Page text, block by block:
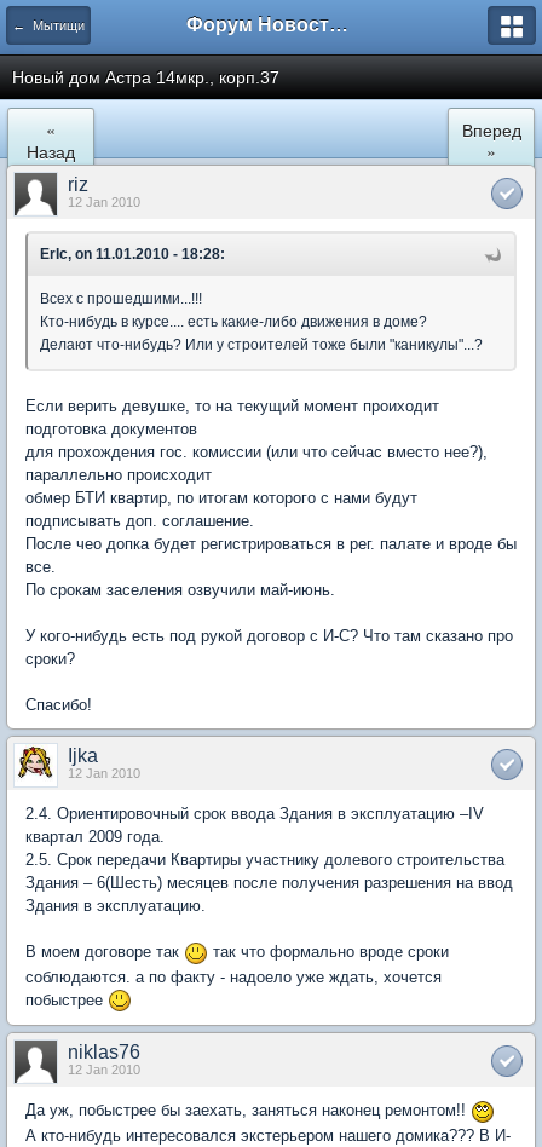
← Мытищи Форум Новостройки
Новый дом Астра 14мкр., корп.37
«
Назад
Вперед
»
riz
12 Jan 2010
ErIc, on 11.01.2010 - 18:28:
Всех с прошедшими...!!!
Кто-нибудь в курсе.... есть какие-либо движения в доме?
Делают что-нибудь? Или у строителей тоже были "каникулы"...?
Если верить девушке, то на текущий момент проиходит
подготовка документов
для прохождения гос. комиссии (или что сейчас вместо нее?),
параллельно происходит
обмер БТИ квартир, по итогам которого с нами будут
подписывать доп. соглашение.
После чео допка будет регистрироваться в рег. палате и вроде бы
все.
По срокам заселения озвучили май-июнь.
У кого-нибудь есть под рукой договор с И-С? Что там сказано про
сроки?
Спасибо!
Ijka
12 Jan 2010
2.4. Ориентировочный срок ввода Здания в эксплуатацию –IV
квартал 2009 года.
2.5. Срок передачи Квартиры участнику долевого строительства
Здания – 6(Шесть) месяцев после получения разрешения на ввод
Здания в эксплуатацию.
В моем договоре так
так что формально вроде сроки
соблюдаются. а по факту - надоело уже ждать, хочется
побыстрее
niklas76
12 Jan 2010
Да уж, побыстрее бы заехать, заняться наконец ремонтом!!
А кто-нибудь интересовался экстерьером нашего домика??? В И-